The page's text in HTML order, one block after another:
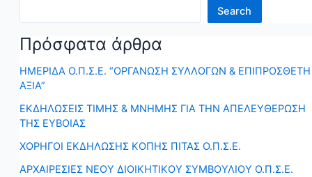
Search
Πρόσφατα άρθρα
ΗΜΕΡΙΔΑ Ο.Π.Σ.Ε. “ΟΡΓΑΝΩΣΗ ΣΥΛΛΟΓΩΝ & ΕΠΙΠΡΟΣΘΕΤΗ
ΑΞΙΑ”
ΕΚΔΗΛΩΣΕΙΣ ΤΙΜΗΣ & ΜΝΗΜΗΣ ΓΙΑ ΤΗΝ ΑΠΕΛΕΥΘΕΡΩΣΗ
ΤΗΣ ΕΥΒΟΙΑΣ
ΧΟΡΗΓΟΙ ΕΚΔΗΛΩΣΗΣ ΚΟΠΗΣ ΠΙΤΑΣ Ο.Π.Σ.Ε.
ΑΡΧΑΙΡΕΣΙΕΣ ΝΕΟΥ ΔΙΟΙΚΗΤΙΚΟΥ ΣΥΜΒΟΥΛΙΟΥ Ο.Π.Σ.Ε.